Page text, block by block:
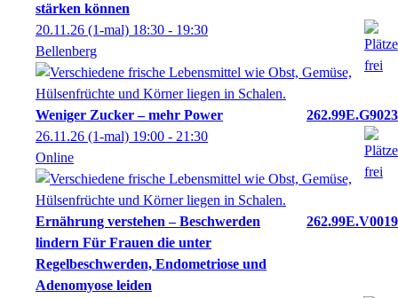
stärken können
20.11.26 (1-mal) 18:30 - 19:30
Bellenberg
Weniger Zucker – mehr Power
262.99E.G9023
26.11.26 (1-mal) 19:00 - 21:30
Online
Ernährung verstehen – Beschwerden
lindern Für Frauen die unter
Regelbeschwerden, Endometriose und
Adenomyose leiden
262.99E.V0019